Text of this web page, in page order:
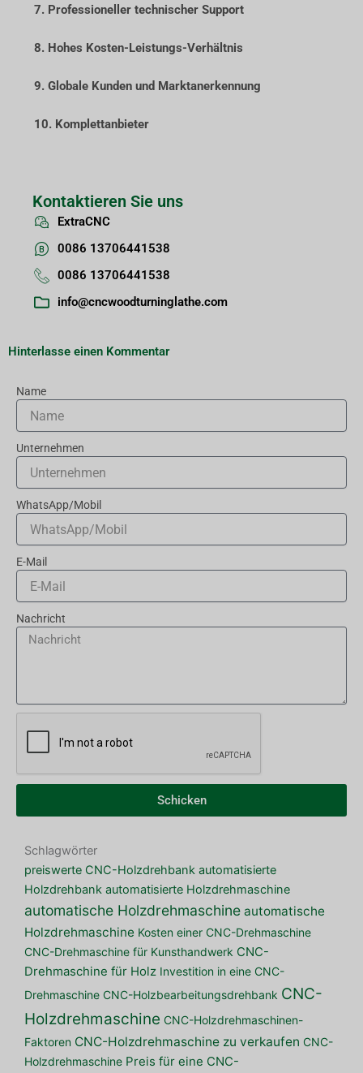
7. Professioneller technischer Support
8. Hohes Kosten-Leistungs-Verhältnis
9. Globale Kunden und Marktanerkennung
10. Komplettanbieter
Kontaktieren Sie uns
ExtraCNC
0086 13706441538
0086 13706441538
info@cncwoodturninglathe.com
Hinterlasse einen Kommentar
Name
Unternehmen
WhatsApp/Mobil
E-Mail
Nachricht
Schicken
Schlagwörter
preiswerte CNC-Holzdrehbank automatisierte
Holzdrehbank automatisierte Holzdrehmaschine
automatische Holzdrehmaschine automatische
Holzdrehmaschine Kosten einer CNC-Drehmaschine
CNC-Drehmaschine für Kunsthandwerk CNC-
Drehmaschine für Holz Investition in eine CNC-
Drehmaschine CNC-Holzbearbeitungsdrehbank CNC-
Holzdrehmaschine CNC-Holzdrehmaschinen-
Faktoren CNC-Holzdrehmaschine zu verkaufen CNC-
Holzdrehmaschine Preis für eine CNC-